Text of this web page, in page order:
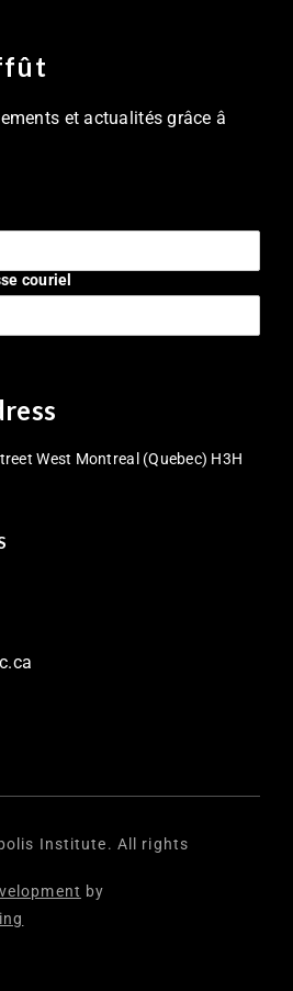
et actualités grâce â
couriel
West Montreal (Quebec) H3H
Institute. All rights
by